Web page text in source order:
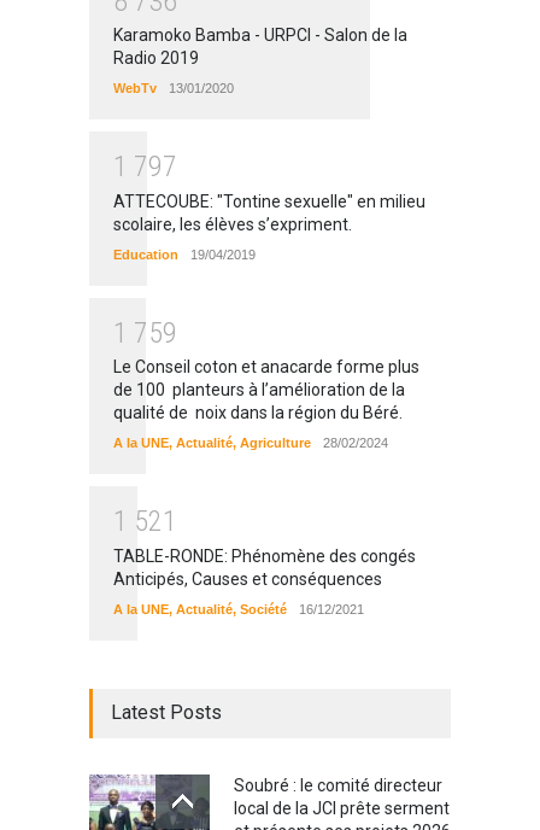
Karamoko Bamba - URPCI - Salon de la
Radio 2019
WebTv 13/01/2020
1 797
ATTECOUBE: "Tontine sexuelle" en milieu
scolaire, les élèves s’expriment.
Education 19/04/2019
1 759
Le Conseil coton et anacarde forme plus
de 100 planteurs à l’amélioration de la
qualité de noix dans la région du Béré.
A la UNE, Actualité, Agriculture 28/02/2024
1 521
TABLE-RONDE: Phénomène des congés
Anticipés, Causes et conséquences
A la UNE, Actualité, Société 16/12/2021
Latest Posts
Soubré : le comité directeur
local de la JCI prête serment